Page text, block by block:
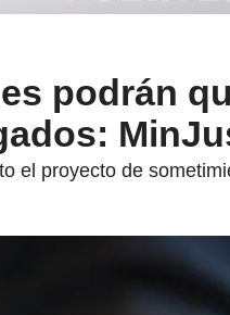
podrán
el proyecto de